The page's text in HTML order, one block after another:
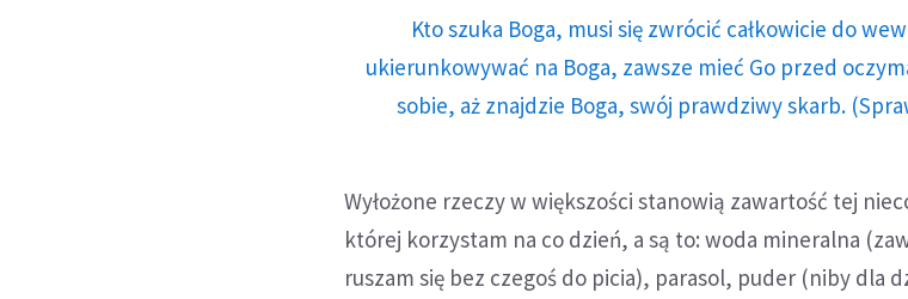
Kto szuka Boga, musi się zwrócić całkowicie do
ukierunkowywać na Boga, zawsze mieć Go przed
sobie, aż znajdzie Boga, swój prawdziwy skarb.
Wyłożone rzeczy w większości stanowią zawartość tej
której korzystam na co dzień, a są to: woda mineralna
ruszam się bez czegoś do picia), parasol, puder (niby dla